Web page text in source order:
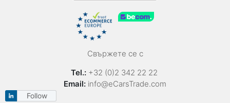
Свържете се с
Tel.: +32 (0)2 342 22 22
Email: info@eCarsTrade.com
Follow